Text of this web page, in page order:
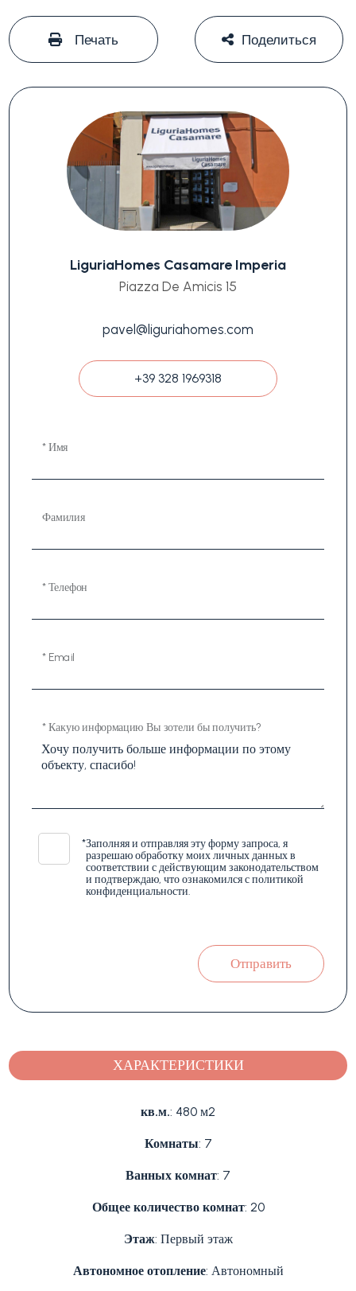
Печать Поделиться
LiguriaHomes Casamare Imperia
Piazza De Amicis 15
pavel@liguriahomes.com
+39 328 1969318
* Имя
Фамилия
* Телефон
* Email
* Какую информацию Вы зотели бы получить?
*Заполняя и отправляя эту форму запроса, я
разрешаю обработку моих личных данных в
соответствии с действующим законодательством
и подтверждаю, что ознакомился с политикой
конфиденциальности.
Отправить
ХАРАКТЕРИСТИКИ
кв.м.: 480 м2
Комнаты: 7
Ванных комнат: 7
Общее количество комнат: 20
Этаж: Первый этаж
Автономное отопление: Автономный